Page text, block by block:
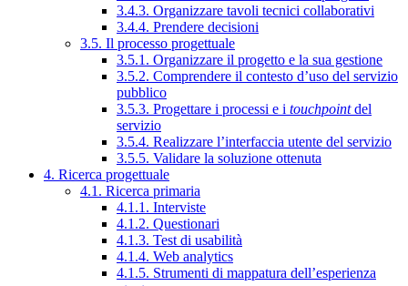
3.4.3. Organizzare tavoli tecnici collaborativi
3.4.4. Prendere decisioni
3.5. Il processo progettuale
3.5.1. Organizzare il progetto e la sua gestione
3.5.2. Comprendere il contesto d’uso del servizio
pubblico
3.5.3. Progettare i processi e i touchpointdel
servizio
3.5.4. Realizzare l’interfaccia utente del servizio
3.5.5. Validare la soluzione ottenuta
4. Ricerca progettuale
4.1. Ricerca primaria
4.1.1. Interviste
4.1.2. Questionari
4.1.3. Test di usabilità
4.1.4. Web analytics
4.1.5. Strumenti di mappatura dell’esperienza